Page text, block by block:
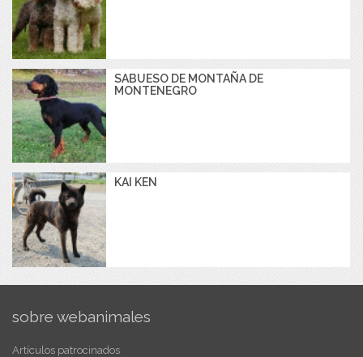
SABUESO DE MONTAÑA DE
MONTENEGRO
KAI KEN
sobre webanimales
Artículos patrocinados